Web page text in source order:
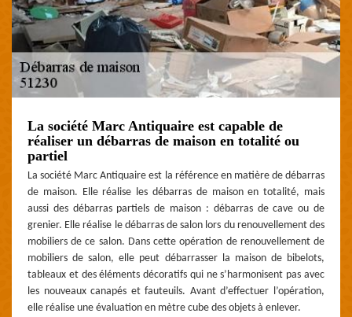
La société Marc Antiquaire est capable de
réaliser un débarras de maison en totalité ou
partiel
La société Marc Antiquaire est la référence en matière de débarras
de maison. Elle réalise les débarras de maison en totalité, mais
aussi des débarras partiels de maison : débarras de cave ou de
grenier. Elle réalise le débarras de salon lors du renouvellement des
mobiliers de ce salon. Dans cette opération de renouvellement de
mobiliers de salon, elle peut débarrasser la maison de bibelots,
tableaux et des éléments décoratifs qui ne s’harmonisent pas avec
les nouveaux canapés et fauteuils. Avant d’effectuer l’opération,
elle réalise une évaluation en mètre cube des objets à enlever.